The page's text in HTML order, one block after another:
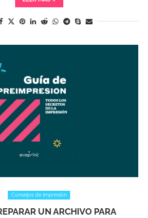
Consejos de impresión
UN ARCHIVO PARA